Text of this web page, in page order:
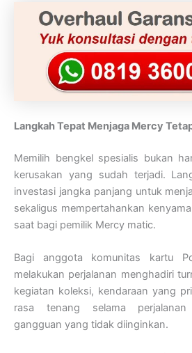
Langkah Tepat Menjaga Mercy
Memilih bengkel spesialis bukan
kerusakan yang sudah terjadi.
investasi jangka panjang untuk
sekaligus mempertahankan
saat bagi pemilik Mercy matic.
Bagi anggota komunitas kartu
melakukan perjalanan menghadiri
kegiatan koleksi, kendaraan yang
rasa tenang selama
gangguan yang tidak diinginkan.